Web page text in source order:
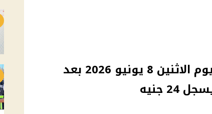
أسعار البنزين والسولار اليوم الاثنين 8 يونيو 2026 بعد